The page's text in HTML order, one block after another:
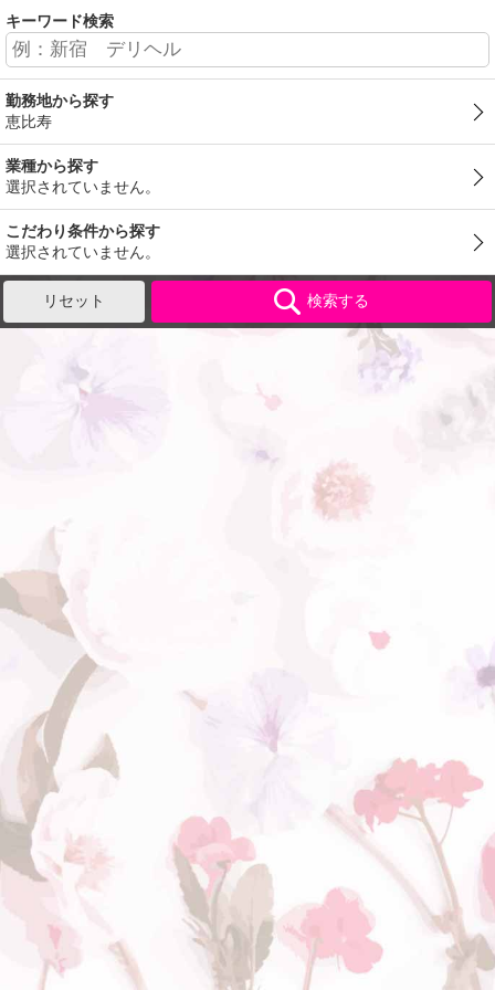
キーワード検索
勤務地から探す
恵比寿
業種から探す
選択されていません。
こだわり条件から探す
選択されていません。
リセット 検索する